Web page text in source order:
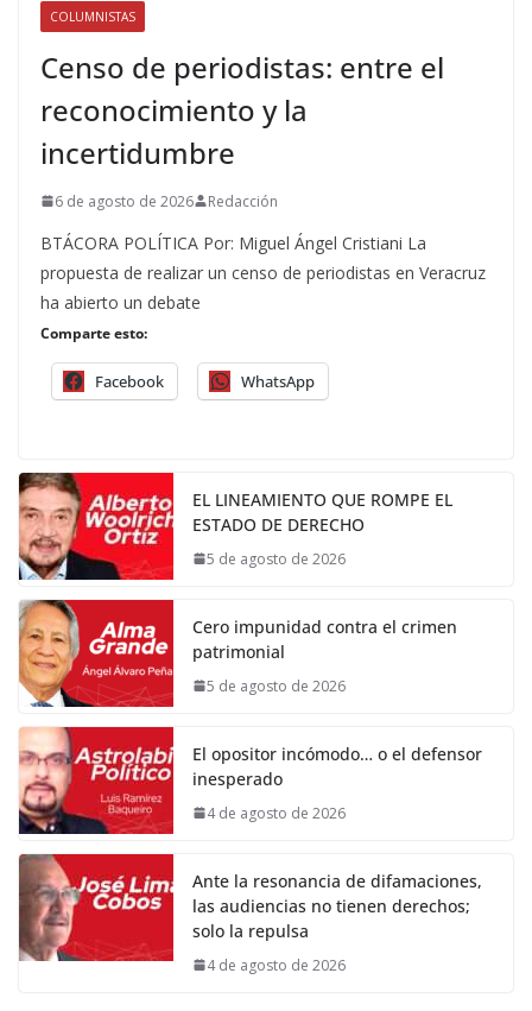
COLUMNISTAS
Censo de periodistas: entre el
reconocimiento y la
incertidumbre
6 de agosto de 2026 Redacción
BTÁCORA POLÍTICA Por: Miguel Ángel Cristiani La
propuesta de realizar un censo de periodistas en Veracruz
ha abierto un debate
Comparte esto:
Facebook WhatsApp
EL LINEAMIENTO QUE ROMPE EL
ESTADO DE DERECHO
5 de agosto de 2026
Cero impunidad contra el crimen
patrimonial
5 de agosto de 2026
El opositor incómodo… o el defensor
inesperado
4 de agosto de 2026
Ante la resonancia de difamaciones,
las audiencias no tienen derechos;
solo la repulsa
4 de agosto de 2026